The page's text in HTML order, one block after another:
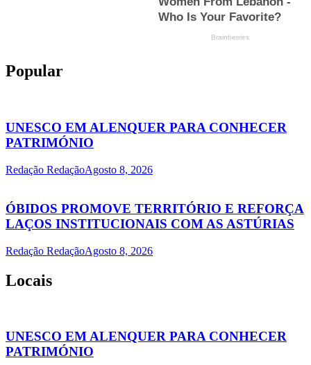
Popular
UNESCO EM ALENQUER PARA CONHECER
PATRIMÓNIO
Redação RedaçãoAgosto 8, 2026
ÓBIDOS PROMOVE TERRITÓRIO E REFORÇA
LAÇOS INSTITUCIONAIS COM AS ASTÚRIAS
Redação RedaçãoAgosto 8, 2026
Locais
UNESCO EM ALENQUER PARA CONHECER
PATRIMÓNIO